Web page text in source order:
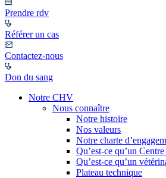
Prendre rdv
Référer un cas
Contactez-nous
Don du sang
Notre CHV
Nous connaître
Notre histoire
Nos valeurs
Notre charte
Qu’est-ce qu’un
Qu’est-ce qu’un
Plateau technique